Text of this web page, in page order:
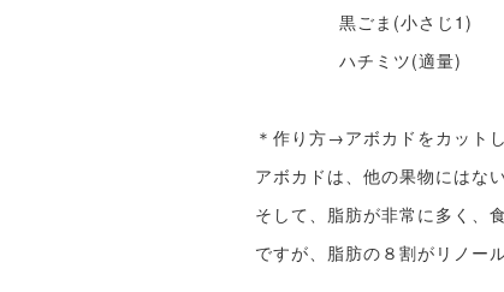
黒ごま(小さじ1)
ハチミツ(適量)
＊作り方→アボカドをカット
アボカドは、他の果物にはな
そして、脂肪が非常に多く、
ですが、脂肪の８割がリノー